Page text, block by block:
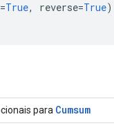
=True, reverse=True)
para Cumsum